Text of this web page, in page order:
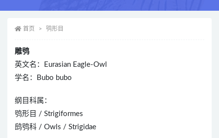
首页 鸮形目
雕鸮
英文名：Eurasian Eagle-Owl
学名：Bubo bubo
纲目科属：
鸮形目 / Strigiformes
鸱鸮科 / Owls / Strigidae